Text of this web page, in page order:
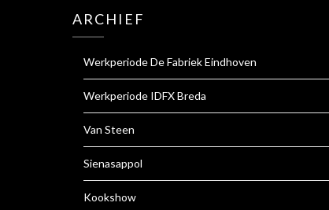
ARCHIEF
Werkperiode De Fabriek Eindhoven
Werkperiode IDFX Breda
Van Steen
Sienasappol
Kookshow